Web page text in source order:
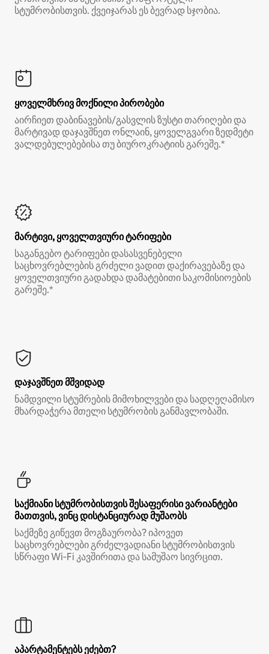
სტუმრობისთვის. ქვეიჯარას ეს ბევრად სჯობია.
ყოველმხრივ მოქნილი პირობები
აირჩიეთ დაბინავების/გასვლის ზუსტი თარიღები და
მარტივად დაჯავშნეთ ონლაინ, ყოველგვარი ზედმეტი
ვალდებულებებისა თუ ბიუროკრატიის გარეშე.*
მარტივი, ყოველთვიური ტარიფები
საგანგებო ტარიფები დასასვენებელი
საცხოვრებლების გრძელი ვადით დაქირავებაზე და
ყოველთვიური გადახდა დამატებითი საკომისიოების
გარეშე.*
დაჯავშნეთ მშვიდად
ნამდვილი სტუმრების მიმოხილვები და სადღეღამისო
მხარდაჭერა მთელი სტუმრობის განმავლობაში.
საქმიანი სტუმრობისთვის შესაფერისი ვარიანტები
მათთვის, ვინც დისტანციურად მუშაობს
საქმეზე გიწევთ მოგზაურობა? იპოვეთ
საცხოვრებლები გრძელვადიანი სტუმრობისთვის
სწრაფი Wi‑Fi კავშირითა და სამუშაო სივრცით.
აპარტამენტებს ეძებთ?